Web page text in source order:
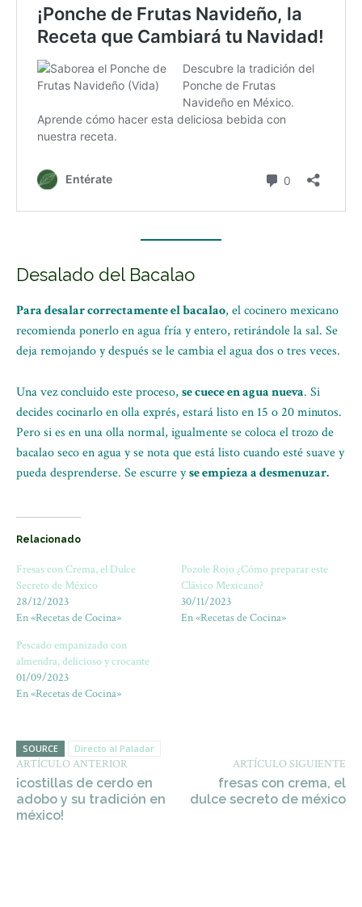
Desalado del Bacalao
Para desalar correctamente el bacalao, el cocinero mexicano
recomienda ponerlo en agua fría y entero, retirándole la sal. Se
deja remojando y después se le cambia el agua dos o tres veces.
Una vez concluido este proceso, se cuece en agua nueva. Si
decides cocinarlo en olla exprés, estará listo en 15 o 20 minutos.
Pero si es en una olla normal, igualmente se coloca el trozo de
bacalao seco en agua y se nota que está listo cuando esté suave y
pueda desprenderse. Se escurre yse empieza a desmenuzar.
Relacionado
Fresas con Crema, el Dulce
Secreto de México
28/12/2023
En «Recetas de Cocina»
Pozole Rojo ¿Cómo preparar este
Clásico Mexicano?
30/11/2023
En «Recetas de Cocina»
Pescado empanizado con
almendra, delicioso y crocante
01/09/2023
En «Recetas de Cocina»
SOURCE Directo al Paladar
ARTÍCULO ANTERIOR
¡costillas de cerdo en
adobo y su tradición en
méxico!
ARTÍCULO SIGUIENTE
fresas con crema, el
dulce secreto de méxico